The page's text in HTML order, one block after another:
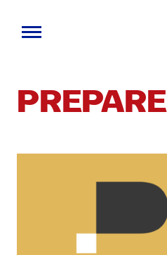
sisältöön
PREPARE